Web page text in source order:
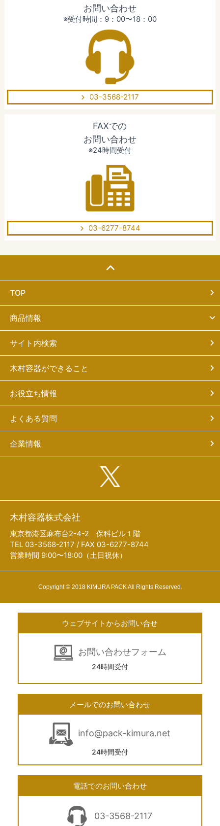
お問い合わせ
※受付時間：9：00〜18：00
03-3568-2117
FAXでの
お問い合わせ
※24時間受付
03-6277-8744
TOP
商品情報
サイト内検索
木村容器ができること
お役立ち情報
よくある質問
企業情報
木村容器株式会社
東京都港区麻布台2-4-2 保科ビル１階
TEL 03-3568-2117 / FAX 03-6277-8744
営業時間 9:00〜18:00（土日祝休）
Copyright © 2018 KIMURA PACK All Rights Reserved.
ウェブサイトからお問い合せ
お問い合わせフォーム
24時間受付
メールでのお問い合わせ
info@pack-kimura.net
24時間受付
電話でのお問い合わせ
03-3568-2117